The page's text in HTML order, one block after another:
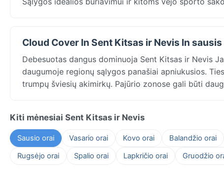
Cloud Cover In Sent Kitsas ir Nevis In sausis
Debesuotas dangus dominuoja Sent Kitsas ir Nevis
daugumoje regionų sąlygos panašiai apniukusios.
trumpų šviesių akimirkų. Pajūrio zonose gali būti
Kiti mėnesiai Sent Kitsas ir Nevis
Sausio orai Vasario orai Kovo orai Balandžio orai
Rugsėjo orai
Spalio orai Lapkričio orai Gruodžio